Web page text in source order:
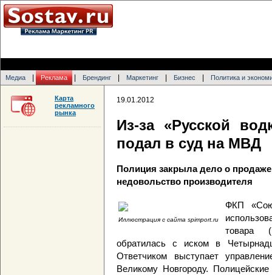
Медиа Реклама Брендинг Маркетинг Бизнес Политика и
19.01.2012
Из-за «Русской
подал в суд на МВД
Полиция закрыла дело о
недовольство производителя
Иллюстрация с сайта spimport.ru
ФКП
товара
обратилась с иском в
Ответчиком выступает
Великому Новгороду.
Карта
рекламного
рынка